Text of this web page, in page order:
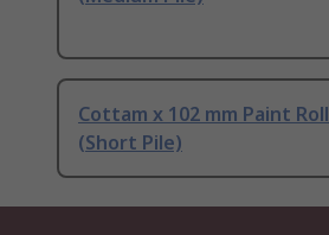
Cottam x 102 mm Paint
(Short Pile)